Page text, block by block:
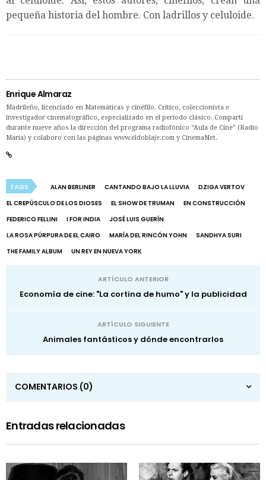
pequeña historia del hombre. Con ladrillos y celuloide.
Enrique Almaraz
Madrileño, licenciado en Matemáticas y cinéfilo. Crítico, coleccionista e
investigador cinematográfico, especializado en el período clásico. Compartí
durante nueve años la dirección del programa radiofónico “Aula de Cine” (Radio
María) y colaboro con las páginas www.eldoblaje.com y CinemaNet.
TAGS ALAN BERLINER CANTANDO BAJO LA LLUVIA
DZIGA VERTOV
EL CREPÚSCULO DE LOS DIOSES
EL SHOW DE TRUMAN
EN CONSTRUCCIÓN
FEDERICO FELLINI
I FOR INDIA
JOSÉ LUIS GUERÍN
LA ROSA PÚRPURA DE EL CAIRO
MARÍA DEL RINCÓN YOHN
SANDHYA SURI
THE FAMILY ALBUM
UN REY EN NUEVA YORK
ARTÍCULO ANTERIOR
Economía de cine: "La cortina de humo" y la publicidad
ARTÍCULO SIGUIENTE
Animales fantásticos y dónde encontrarlos
COMENTARIOS (0)
Entradas relacionadas